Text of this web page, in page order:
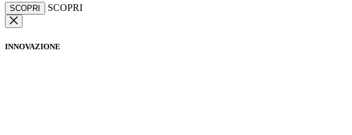
SCOPRI SCOPRI
INNOVAZIONE